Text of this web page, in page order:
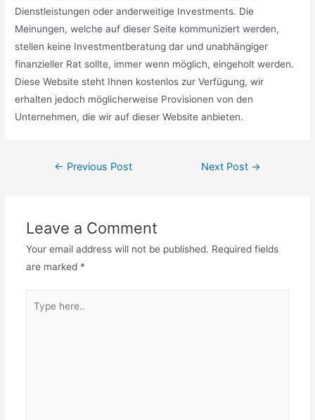
Dienstleistungen oder anderweitige Investments. Die
Meinungen, welche auf dieser Seite kommuniziert werden,
stellen keine Investmentberatung dar und unabhängiger
finanzieller Rat sollte, immer wenn möglich, eingeholt werden.
Diese Website steht Ihnen kostenlos zur Verfügung, wir
erhalten jedoch möglicherweise Provisionen von den
Unternehmen, die wir auf dieser Website anbieten.
Post← Previous Post Next Post →
Leave a Comment
Your email address will not be published. Required fields
are marked *
here..